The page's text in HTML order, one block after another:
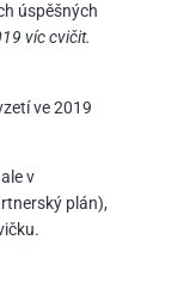
úspěšných
víc cvičit.
ve 2019
v
plán),